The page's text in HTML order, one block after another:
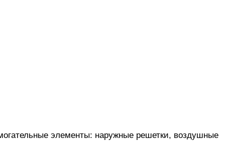
элементы: наружные решетки, воздушные